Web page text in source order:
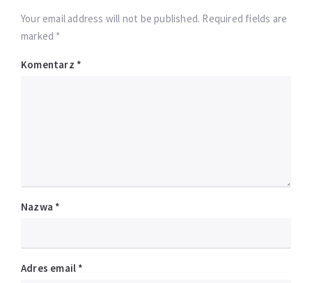
Your email address will not be published. Required fields are
marked *
Komentarz *
Nazwa *
Adres email *